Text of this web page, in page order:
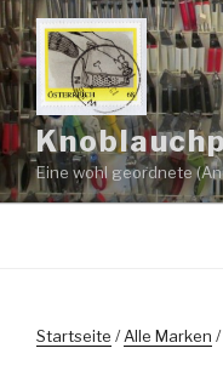
Zum
Inhalt
springen
Eine wohl geordnete
Startseite /Alle Marken